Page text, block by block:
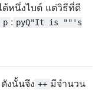
ด้หนึ่งไบต์ แต่วิธีที่ดี
p : pyQ"It is ""'s
งนั้นจึง ++ มีจำนวน